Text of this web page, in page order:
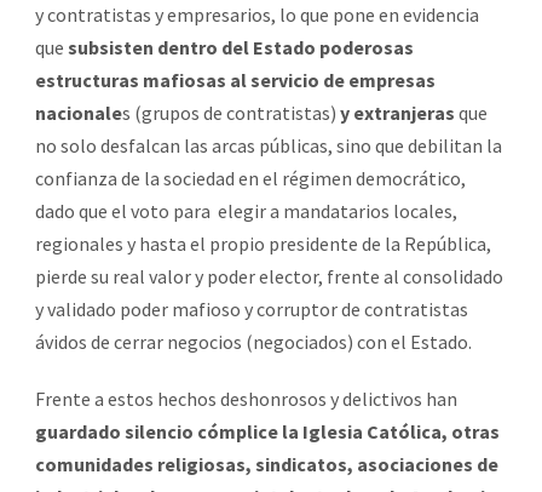
y contratistas y empresarios, lo que pone en evidencia
que subsisten dentro del Estado poderosas
estructuras mafiosas al servicio de empresas
nacionales (grupos de contratistas) y extranjeras que
no solo desfalcan las arcas públicas, sino que debilitan la
confianza de la sociedad en el régimen democrático,
dado que el voto para elegir a mandatarios locales,
regionales y hasta el propio presidente de la República,
pierde su real valor y poder elector, frente al consolidado
y validado poder mafioso y corruptor de contratistas
ávidos de cerrar negocios (negociados) con el Estado.
Frente a estos hechos deshonrosos y delictivos han
guardado silencio cómplice la Iglesia Católica, otras
comunidades religiosas, sindicatos, asociaciones de